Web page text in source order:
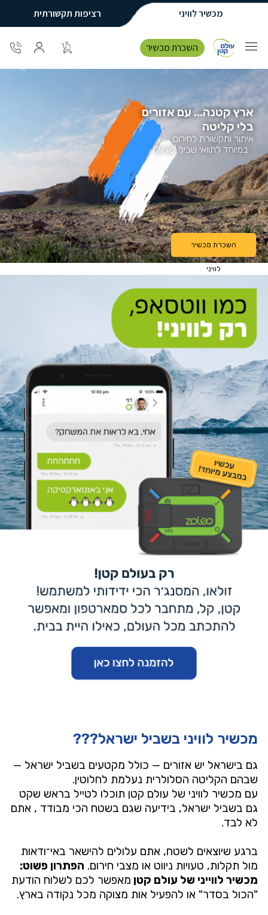
מכשיר לוויני רציפות תקשורתית
השכרת מכשיר
ארץ קטנה... עם אזורים
בלי קליטה
איתור ותקשורת לחירום
במיוחד לתוואי שביל ישראל
השכרת מכשיר
לוויני
מכשיר לוויני בשביל ישראל???
גם בישראל יש אזורים — כולל מקטעים בשביל ישראל —
שבהם הקליטה הסלולרית נעלמת לחלוטין.
עם מכשיר לוויני של עולם קטן תוכלו לטייל בראש שקט
גם בשביל ישראל, בידיעה שגם בשטח הכי מבודד , אתם
לא לבד.
ברגע שיוצאים לשטח, אתם עלולים להישאר באי־ודאות
מול תקלות, טעויות ניווט או מצבי חירום. הפתרון פשוט:
מכשיר לווייני של עולם קטן מאפשר לכם לשלוח הודעת
"הכול בסדר" או להפעיל אות מצוקה מכל נקודה בארץ.